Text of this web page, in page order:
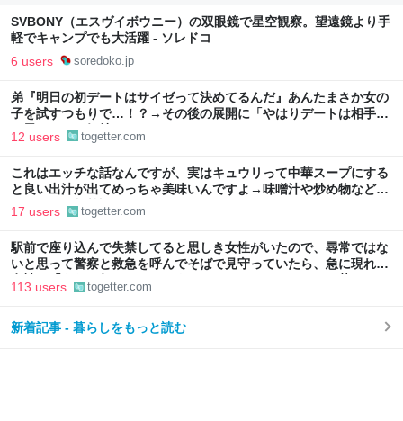
SVBONY（エスヴイボウニー）の双眼鏡で星空観察。望遠鏡より手
軽でキャンプでも大活躍 - ソレドコ
6 users soredoko.jp
弟『明日の初デートはサイゼって決めてるんだ』あんたまさか女の
子を試すつもりで…！？→その後の展開に「やはりデートは相手へ
の思いやりの気持ち」
12 users togetter.com
これはエッチな話なんですが、実はキュウリって中華スープにする
と良い出汁が出てめっちゃ美味いんですよ→味噌汁や炒め物など、
キュウリの加熱調理はいろいろある
17 users togetter.com
駅前で座り込んで失禁してると思しき女性がいたので、尋常ではな
いと思って警察と救急を呼んでそばで見守っていたら、急に現れた
女性に「あなた何してるんですか！？」とスマホをはたき落とされ
113 users togetter.com
新着記事 - 暮らしをもっと読む